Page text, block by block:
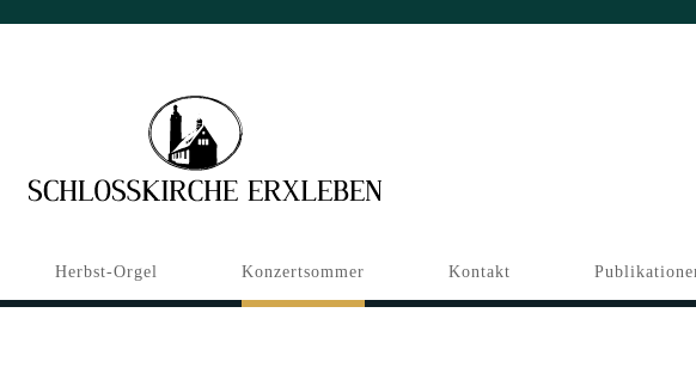
Herbst-Orgel Konzertsommer Kontakt